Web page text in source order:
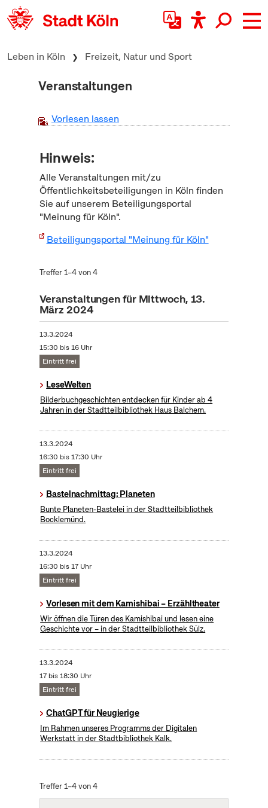
zum Inhalt springen
Leben in Köln Freizeit, Natur und Sport
Veranstaltungen
Vorlesen lassen
Hinweis:
Alle Veranstaltungen mit/zu
Öffentlichkeitsbeteiligungen in Köln finden
Sie auf unserem Beteiligungsportal
"Meinung für Köln".
Beteiligungsportal "Meinung für Köln"
Treffer 1–4 von 4
Veranstaltungen für Mittwoch, 13.
März 2024
13.3.2024
15:30 bis 16 Uhr
Eintritt frei
LeseWelten
Bilderbuchgeschichten entdecken für Kinder ab 4
Jahren in der Stadtteilbibliothek Haus Balchem.
13.3.2024
16:30 bis 17:30 Uhr
Eintritt frei
Bastelnachmittag: Planeten
Bunte Planeten-Bastelei in der Stadtteilbibliothek
Bocklemünd.
13.3.2024
16:30 bis 17 Uhr
Eintritt frei
Vorlesen mit dem Kamishibai – Erzähltheater
Wir öffnen die Türen des Kamishibai und lesen eine
Geschichte vor – in der Stadtteilbibliothek Sülz.
13.3.2024
17 bis 18:30 Uhr
Eintritt frei
ChatGPT für Neugierige
Im Rahmen unseres Programms der Digitalen
Werkstatt in der Stadtbibliothek Kalk.
Treffer 1–4 von 4